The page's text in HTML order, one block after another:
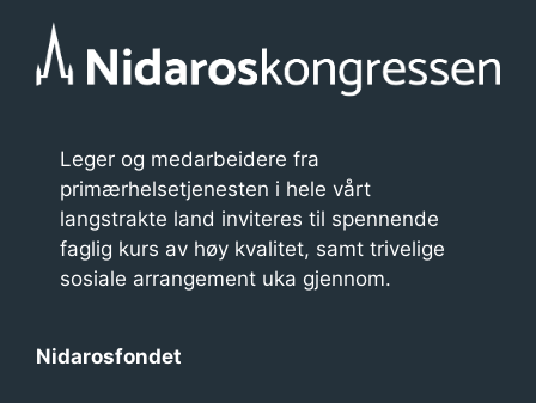
e
n
a
Leger og medarbeidere fra
primærhelsetjenesten i hele vårt
langstrakte land inviteres til spennende
faglig kurs av høy kvalitet, samt trivelige
sosiale arrangement uka gjennom.
Nidarosfondet